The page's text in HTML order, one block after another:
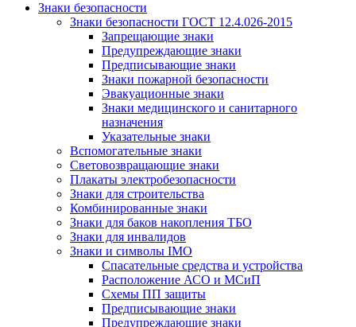
Знаки безопасности
Знаки безопасности ГОСТ 12.4.026-2015
Запрещающие знаки
Предупреждающие знаки
Предписывающие знаки
Знаки пожарной безопасности
Эвакуационные знаки
Знаки медицинского и санитарного
назначения
Указательные знаки
Вспомогательные знаки
Световозвращающие знаки
Плакаты электробезопасности
Знаки для строительства
Комбинированные знаки
Знаки для баков накопления ТБО
Знаки для инвалидов
Знаки и символы IMO
Спасательные средства и устройства
Расположение АСО и МСиП
Схемы ПП защиты
Предписывающие знаки
Предупреждающие знаки